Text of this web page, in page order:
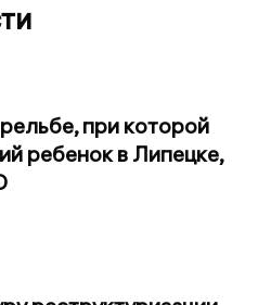
при которой
ребенок в Липецке,